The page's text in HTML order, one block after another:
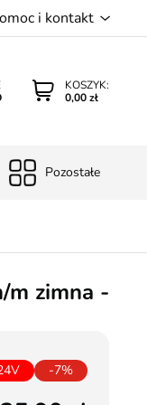
i kontakt
KOSZYK:
0,00 zł
Pozostałe
m zimna -
-7%